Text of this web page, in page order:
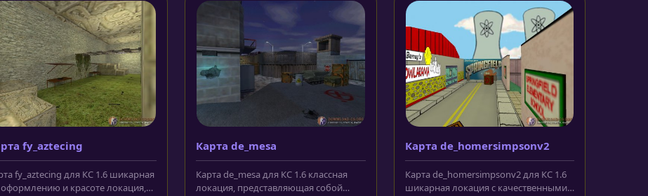
fy_aztecing
fy_aztecing для КС 1.6 шикарная
и красоте локация,
Карта de_mesa
Карта de_mesa для КС 1.6 классная
локация, представляющая собой
Карта de_homersimpsonv2
Карта de_homersimpsonv2 для КС 1.6
шикарная локация с качественными